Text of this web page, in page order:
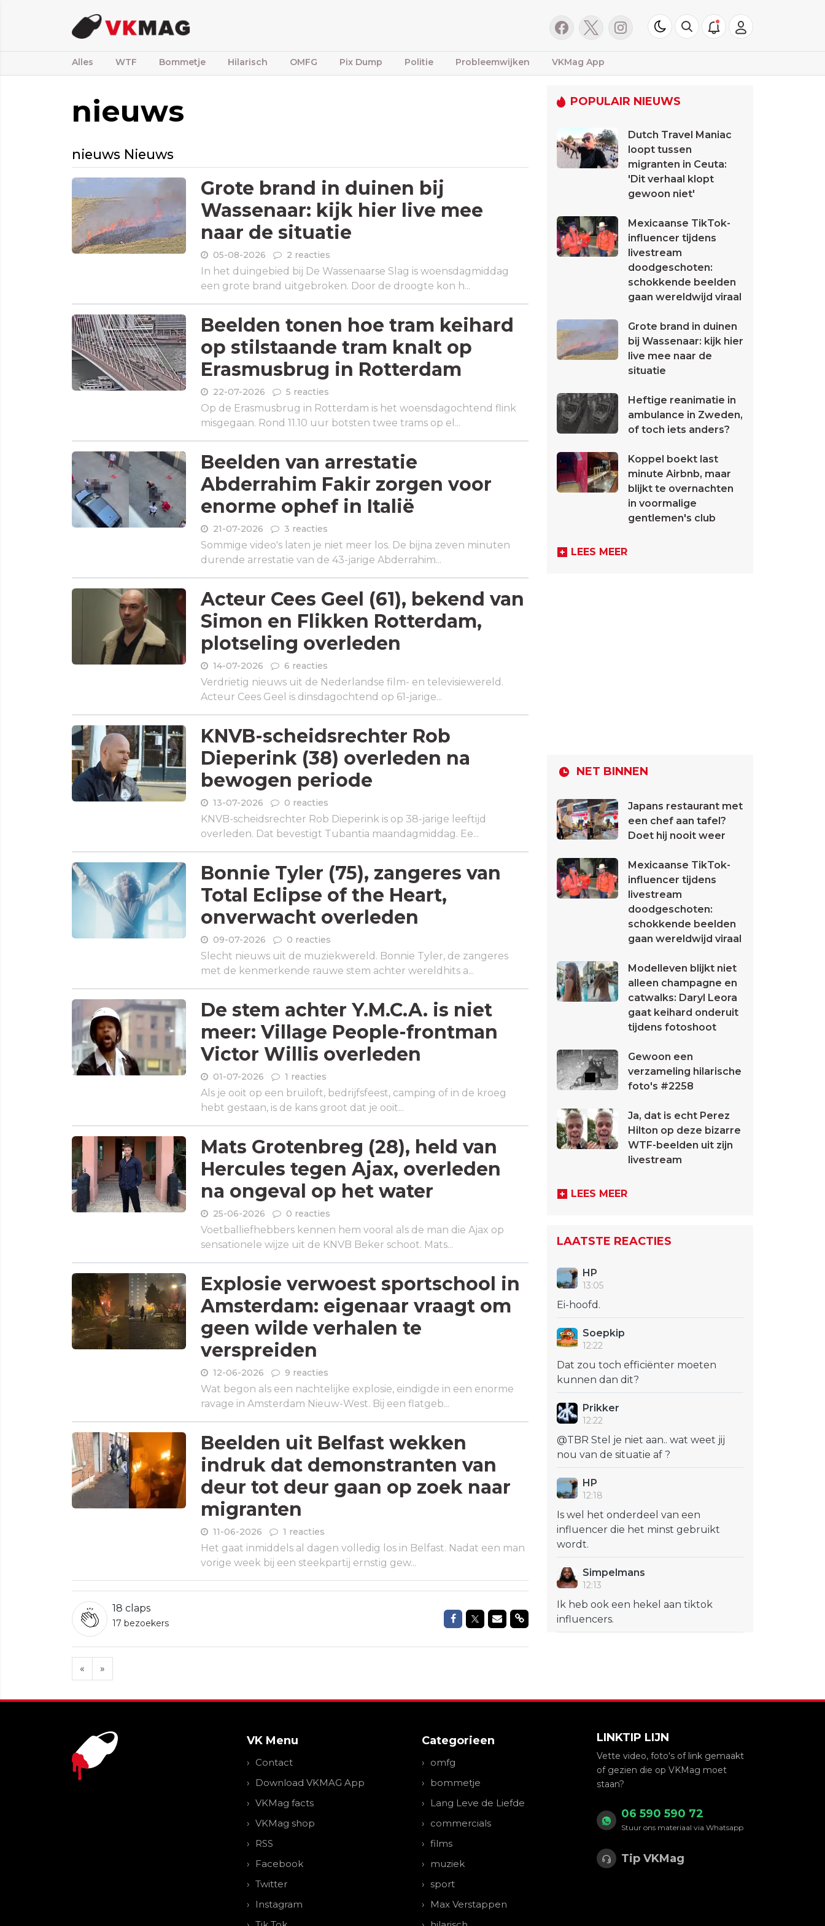
Alles WTF Bommetje Hilarisch OMFG Pix Dump Politie Probleemwijken VKMag App
nieuws
nieuws Nieuws
Grote brand in duinen bij
Wassenaar: kijk hier live mee
naar de situatie
05-08-2026 2 reacties
In het duingebied bij De Wassenaarse Slag is woensdagmiddag
een grote brand uitgebroken. Door de droogte kon h...
Beelden tonen hoe tram keihard
op stilstaande tram knalt op
Erasmusbrug in Rotterdam
22-07-2026 5 reacties
Op de Erasmusbrug in Rotterdam is het woensdagochtend flink
misgegaan. Rond 11.10 uur botsten twee trams op el...
Beelden van arrestatie
Abderrahim Fakir zorgen voor
enorme ophef in Italië
21-07-2026 3 reacties
Sommige video's laten je niet meer los. De bijna zeven minuten
durende arrestatie van de 43-jarige Abderrahim...
Acteur Cees Geel (61), bekend van
Simon en Flikken Rotterdam,
plotseling overleden
14-07-2026 6 reacties
Verdrietig nieuws uit de Nederlandse film- en televisiewereld.
Acteur Cees Geel is dinsdagochtend op 61-jarige...
KNVB-scheidsrechter Rob
Dieperink (38) overleden na
bewogen periode
13-07-2026 0 reacties
KNVB-scheidsrechter Rob Dieperink is op 38-jarige leeftijd
overleden. Dat bevestigt Tubantia maandagmiddag. Ee...
Bonnie Tyler (75), zangeres van
Total Eclipse of the Heart,
onverwacht overleden
09-07-2026 0 reacties
Slecht nieuws uit de muziekwereld. Bonnie Tyler, de zangeres
met de kenmerkende rauwe stem achter wereldhits a...
De stem achter Y.M.C.A. is niet
meer: Village People-frontman
Victor Willis overleden
01-07-2026 1 reacties
Als je ooit op een bruiloft, bedrijfsfeest, camping of in de kroeg
hebt gestaan, is de kans groot dat je ooit...
Mats Grotenbreg (28), held van
Hercules tegen Ajax, overleden
na ongeval op het water
25-06-2026 0 reacties
Voetballiefhebbers kennen hem vooral als de man die Ajax op
sensationele wijze uit de KNVB Beker schoot. Mats...
Explosie verwoest sportschool in
Amsterdam: eigenaar vraagt om
geen wilde verhalen te
verspreiden
12-06-2026 9 reacties
Wat begon als een nachtelijke explosie, eindigde in een enorme
ravage in Amsterdam Nieuw-West. Bij een flatgeb...
Beelden uit Belfast wekken
indruk dat demonstranten van
deur tot deur gaan op zoek naar
migranten
11-06-2026 1 reacties
Het gaat inmiddels al dagen volledig los in Belfast. Nadat een man
vorige week bij een steekpartij ernstig gew...
18 claps
17 bezoekers Delen op Facebook
Delen op Twitter
Delen via Mail
Delen via link
« »
POPULAIR NIEUWS
Dutch Travel Maniac
loopt tussen
migranten in Ceuta:
'Dit verhaal klopt
gewoon niet'
Mexicaanse TikTok-
influencer tijdens
livestream
doodgeschoten:
schokkende beelden
gaan wereldwijd viraal
Grote brand in duinen
bij Wassenaar: kijk hier
live mee naar de
situatie
Heftige reanimatie in
ambulance in Zweden,
of toch iets anders?
Koppel boekt last
minute Airbnb, maar
blijkt te overnachten
in voormalige
gentlemen's club
LEES MEER
NET BINNEN
Japans restaurant met
een chef aan tafel?
Doet hij nooit weer
Mexicaanse TikTok-
influencer tijdens
livestream
doodgeschoten:
schokkende beelden
gaan wereldwijd viraal
Modelleven blijkt niet
alleen champagne en
catwalks: Daryl Leora
gaat keihard onderuit
tijdens fotoshoot
Gewoon een
verzameling hilarische
foto's #2258
Ja, dat is echt Perez
Hilton op deze bizarre
WTF-beelden uit zijn
livestream
LEES MEER
LAATSTE REACTIES
HP
13:05
Ei-hoofd.
Soepkip
12:22
Dat zou toch efficiënter moeten
kunnen dan dit?
Prikker
12:22
@TBR Stel je niet aan.. wat weet jij
nou van de situatie af ?
HP
12:18
Is wel het onderdeel van een
influencer die het minst gebruikt
wordt.
Simpelmans
12:13
Ik heb ook een hekel aan tiktok
influencers.
VK Menu
Contact
Download VKMAG App
VKMag facts
VKMag shop
RSS
Facebook
Twitter
Instagram
Categorieen
omfg
bommetje
Lang Leve de Liefde
commercials
films
muziek
sport
Max Verstappen
LINKTIP LIJN
Vette video, foto's of link gemaakt
of gezien die op VKMag moet
staan?
06 590 590 72
Stuur ons materiaal via Whatsapp
Tip VKMag